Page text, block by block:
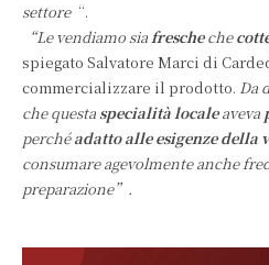
settore“.
“Le vendiamo siafrescheche
spiegato Salvatore Marci di
commercializzare il prodotto. Da
che questaspecialità localeaveva
perchéadatto alle esigenze della
consumare agevolmente anche
preparazione”.